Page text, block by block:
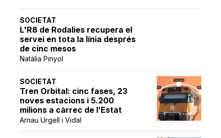
SOCIETAT
L'R8 de Rodalies recupera el
servei en tota la línia després
de cinc mesos
Natàlia Pinyol
SOCIETAT
Tren Orbital: cinc fases, 23
noves estacions i 5.200
milions a càrrec de l’Estat
Arnau Urgell i Vidal